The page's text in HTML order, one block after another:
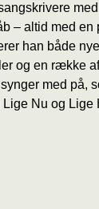
– altid med
han både
og en række
med på,
Nu og Lige